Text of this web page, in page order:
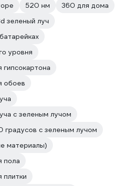
520 нм
360 для дома
зеленый луч
уровня
обоев
с зеленым лучом
градусов с зеленым лучом
материалы)
пола
плитки